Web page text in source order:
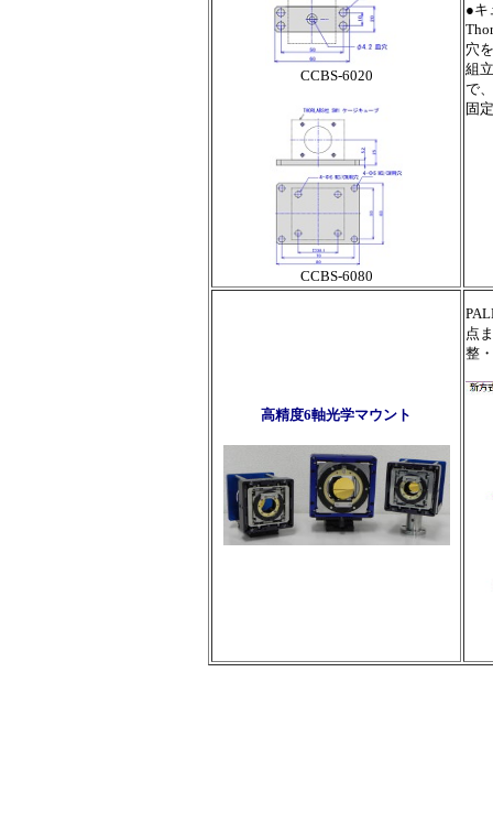
CCBS-6020
CCBS-6080
●キ
穴
組
で
固
高精度6軸光学マウント
点
整